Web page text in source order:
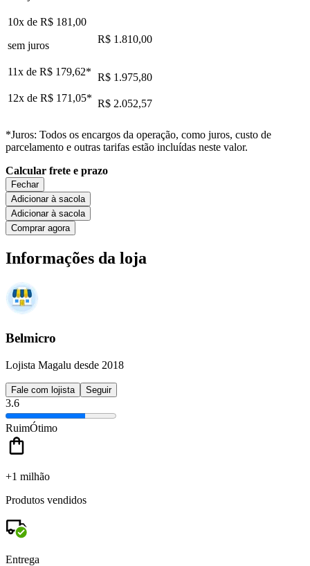
10x de R$ 181,00
sem juros
R$ 1.810,00
11x de R$ 179,62* R$ 1.975,80
12x de R$ 171,05* R$ 2.052,57
*Juros: Todos os encargos da operação, como juros, custo de
parcelamento e outras tarifas estão incluídas neste valor.
Calcular frete e prazo
Fechar
Adicionar à sacola
Adicionar à sacola
Comprar agora
Informações da loja
Belmicro
Lojista Magalu desde 2018
Fale com lojista Seguir
3.6
RuimÓtimo
+1 milhão
Produtos vendidos
Entrega